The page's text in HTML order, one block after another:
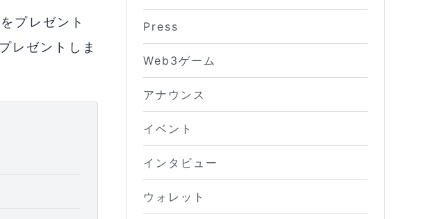
プレゼント
レゼントしま
Press
Web3ゲーム
アナウンス
イベント
インタビュー
ウォレット